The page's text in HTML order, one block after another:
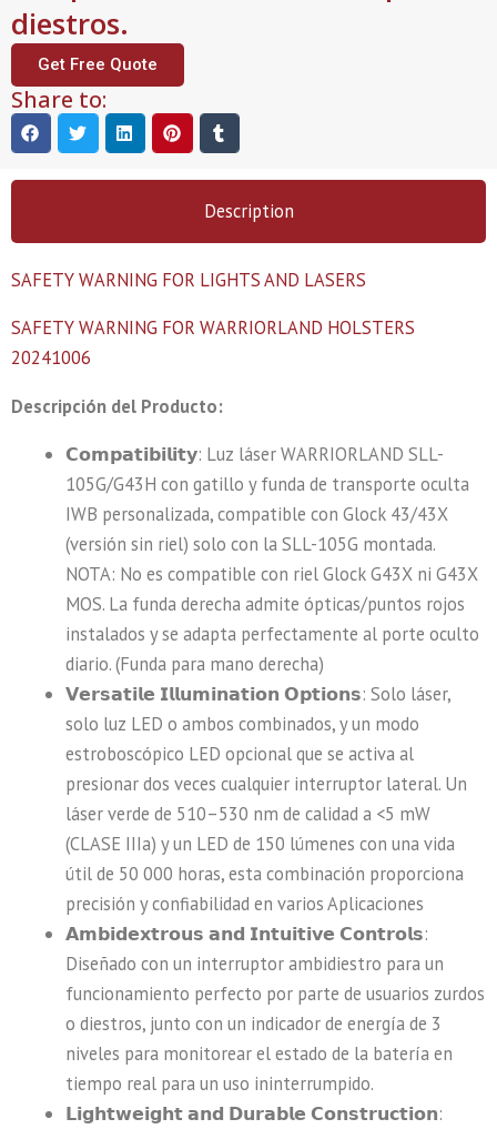
diestros.
Get Free Quote
Share to:
Description
SAFETY WARNING FOR LIGHTS AND LASERS
SAFETY WARNING FOR WARRIORLAND HOLSTERS
20241006
Descripción del Producto:
𝗖𝗼𝗺𝗽𝗮𝘁𝗶𝗯𝗶𝗹𝗶𝘁𝘆: Luz láser WARRIORLAND SLL-
105G/G43H con gatillo y funda de transporte oculta
IWB personalizada, compatible con Glock 43/43X
(versión sin riel) solo con la SLL-105G montada.
NOTA: No es compatible con riel Glock G43X ni G43X
MOS. La funda derecha admite ópticas/puntos rojos
instalados y se adapta perfectamente al porte oculto
diario. (Funda para mano derecha)
𝗩𝗲𝗿𝘀𝗮𝘁𝗶𝗹𝗲 𝗜𝗹𝗹𝘂𝗺𝗶𝗻𝗮𝘁𝗶𝗼𝗻 𝗢𝗽𝘁𝗶𝗼𝗻𝘀: Solo láser,
solo luz LED o ambos combinados, y un modo
estroboscópico LED opcional que se activa al
presionar dos veces cualquier interruptor lateral. Un
láser verde de 510–530 nm de calidad a <5 mW
(CLASE IIIa) y un LED de 150 lúmenes con una vida
útil de 50 000 horas, esta combinación proporciona
precisión y confiabilidad en varios Aplicaciones
𝗔𝗺𝗯𝗶𝗱𝗲𝘅𝘁𝗿𝗼𝘂𝘀 𝗮𝗻𝗱 𝗜𝗻𝘁𝘂𝗶𝘁𝗶𝘃𝗲 𝗖𝗼𝗻𝘁𝗿𝗼𝗹𝘀:
Diseñado con un interruptor ambidiestro para un
funcionamiento perfecto por parte de usuarios zurdos
o diestros, junto con un indicador de energía de 3
niveles para monitorear el estado de la batería en
tiempo real para un uso ininterrumpido.
𝗟𝗶𝗴𝗵𝘁𝘄𝗲𝗶𝗴𝗵𝘁 𝗮𝗻𝗱 𝗗𝘂𝗿𝗮𝗯𝗹𝗲 𝗖𝗼𝗻𝘀𝘁𝗿𝘂𝗰𝘁𝗶𝗼𝗻: